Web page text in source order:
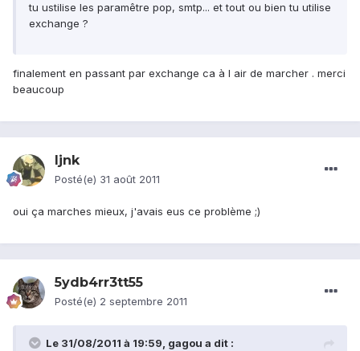
tu ustilise les paramêtre pop, smtp... et tout ou bien tu utilise
exchange ?
finalement en passant par exchange ca à l air de marcher . merci
beaucoup
ljnk
Posté(e) 31 août 2011
oui ça marches mieux, j'avais eus ce problème ;)
5ydb4rr3tt55
Posté(e) 2 septembre 2011
Le 31/08/2011 à 19:59, gagou a dit :